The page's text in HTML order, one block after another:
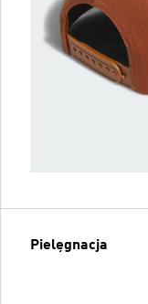
Pielęgnacja